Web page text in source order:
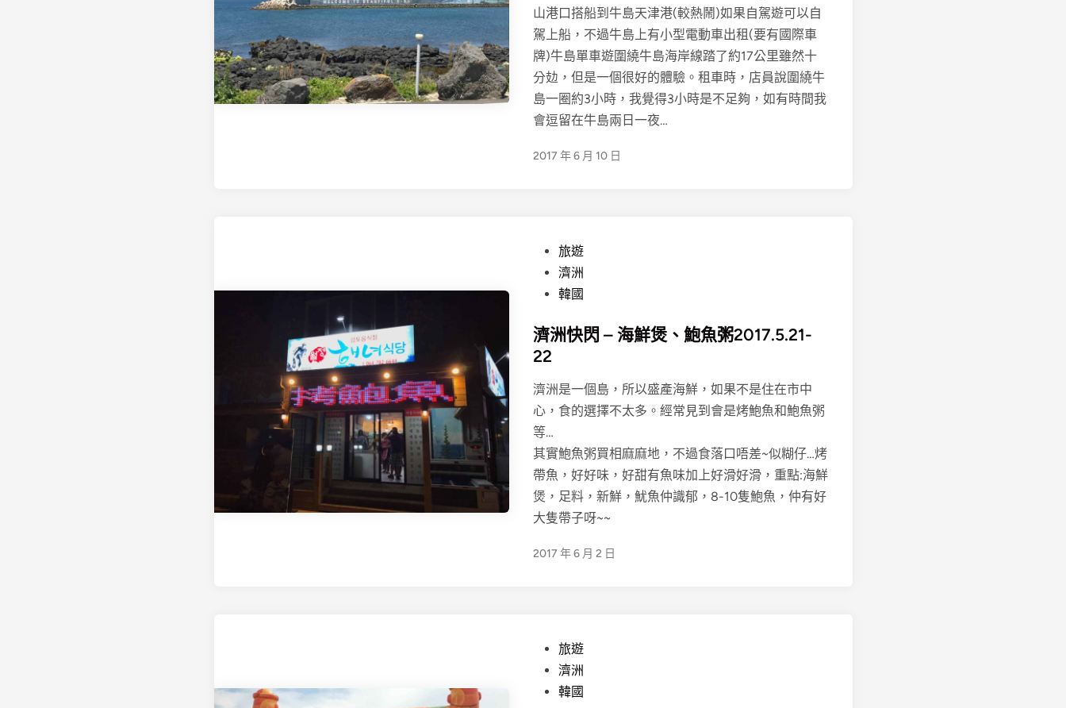
山港口搭船到牛島天津港(較熱鬧)如果自駕遊可以自
駕上船，不過牛島上有小型電動車出租(要有國際車
牌)牛島單車遊圍繞牛島海岸線踏了約17公里雖然十
分攰，但是一個很好的體驗。租車時，店員說圍繞牛
島一圈約3小時，我覺得3小時是不足夠，如有時間我
會逗留在牛島兩日一夜…
2017 年 6 月 10 日
e
d
i
n
旅遊
濟洲
韓國
濟洲快閃 – 海鮮煲、鮑魚粥2017.5.21-
22
濟洲是一個島，所以盛產海鮮，如果不是住在市中
心，食的選擇不太多。經常見到會是烤鮑魚和鮑魚粥
等…
其實鮑魚粥買相麻麻地，不過食落口唔差~似糊仔…烤
帶魚，好好味，好甜有魚味加上好滑好滑，重點:海鮮
煲，足料，新鮮，魷魚仲識郁，8-10隻鮑魚，仲有好
大隻帶子呀~~
2017 年 6 月 2 日
旅遊
濟洲
韓國